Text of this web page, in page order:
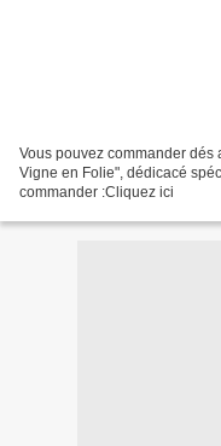
Vous pouvez commander
Vigne en Folie", dédicacé
commander :Cliquez ici